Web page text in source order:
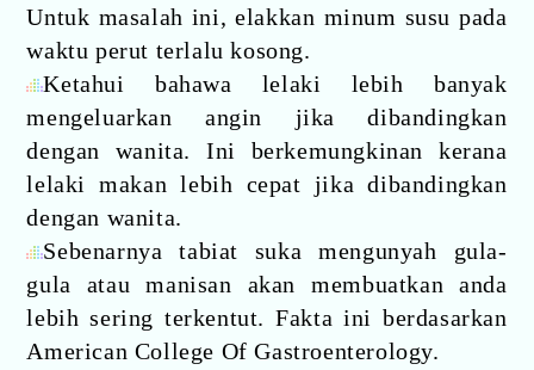
Untuk masalah ini, elakkan minum susu pada
waktu perut terlalu kosong.
Ketahui bahawa lelaki lebih banyak
mengeluarkan angin jika dibandingkan
dengan wanita. Ini berkemungkinan kerana
lelaki makan lebih cepat jika dibandingkan
dengan wanita.
Sebenarnya tabiat suka mengunyah gula-
gula atau manisan akan membuatkan anda
lebih sering terkentut. Fakta ini berdasarkan
American College Of Gastroenterology.